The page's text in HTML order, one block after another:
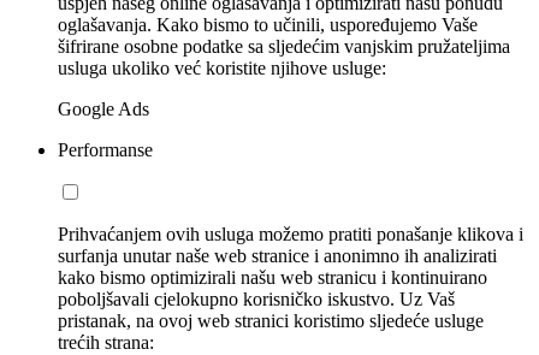
oglašavanja. Kako bismo to učinili, uspoređujemo Vaše
šifrirane osobne podatke sa sljedećim vanjskim pružateljima
usluga ukoliko već koristite njihove usluge:
Google Ads
Performanse
Prihvaćanjem ovih usluga možemo pratiti ponašanje klikova i
surfanja unutar naše web stranice i anonimno ih analizirati
kako bismo optimizirali našu web stranicu i kontinuirano
poboljšavali cjelokupno korisničko iskustvo. Uz Vaš
pristanak, na ovoj web stranici koristimo sljedeće usluge
trećih strana: